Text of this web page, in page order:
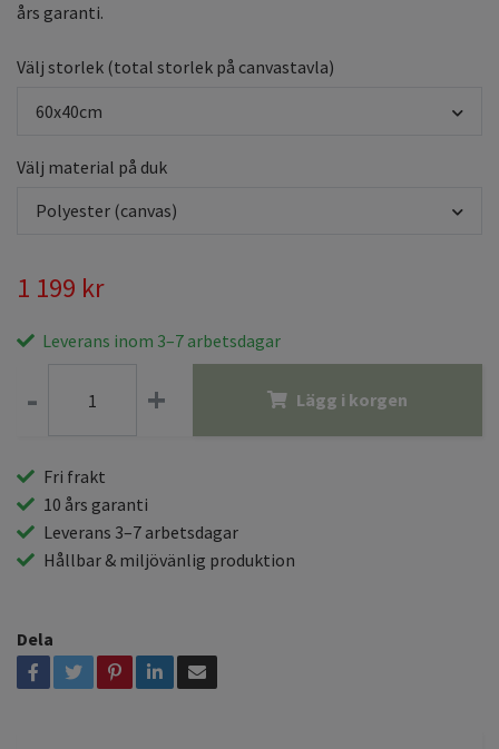
års garanti.
Välj storlek (total storlek på canvastavla)
60x40cm
Välj material på duk
Polyester (canvas)
1 199 kr
Leverans inom 3–7 arbetsdagar
- + Lägg i korgen
Fri frakt
10 års garanti
Leverans 3–7 arbetsdagar
Hållbar & miljövänlig produktion
Dela